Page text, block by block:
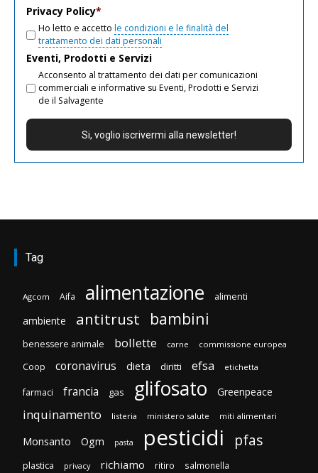
Privacy Policy*
Ho letto e accetto le condizioni e le finalità del
trattamento dei dati personali
Eventi, Prodotti e Servizi
Acconsento al trattamento dei dati per comunicazioni
commerciali e informative su Eventi, Prodotti e Servizi
de il Salvagente
Tag
Agcom Aifa alimentazione alimenti
ambiente antitrust bambini
benessere animale bollette carne commissione europea
Coop coronavirus dieta diritti efsa etichetta
farmaci francia gas glifosato Greenpeace
inquinamento listeria ministero salute miti alimentari
Monsanto Ogm pasta pesticidi pfas
plastica privacy richiamo ritiro salmonella